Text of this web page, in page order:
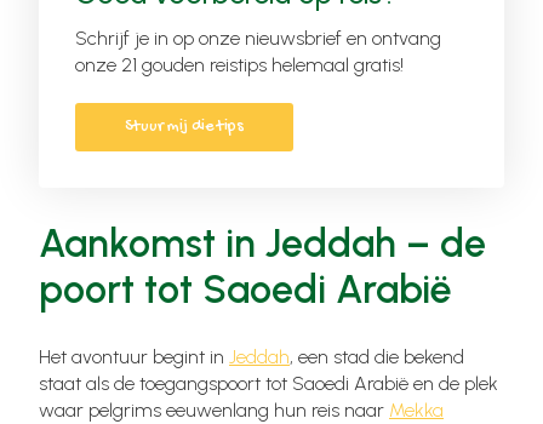
Schrijf je in op onze nieuwsbrief en ontvang
onze 21 gouden reistips helemaal gratis!
Stuur mij die tips
Aankomst in Jeddah – de
poort tot Saoedi Arabië
Het avontuur begint in Jeddah, een stad die bekend
staat als de toegangspoort tot Saoedi Arabië en de plek
waar pelgrims eeuwenlang hun reis naar Mekka